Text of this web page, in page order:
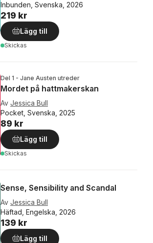
Inbunden, Svenska, 2026
219 kr
Lägg till
Skickas
Del 1 - Jane Austen utreder
Mordet på hattmakerskan
Av Jessica Bull
Pocket, Svenska, 2025
89 kr
Lägg till
Skickas
Sense, Sensibility and Scandal
Av Jessica Bull
Häftad, Engelska, 2026
139 kr
Lägg till